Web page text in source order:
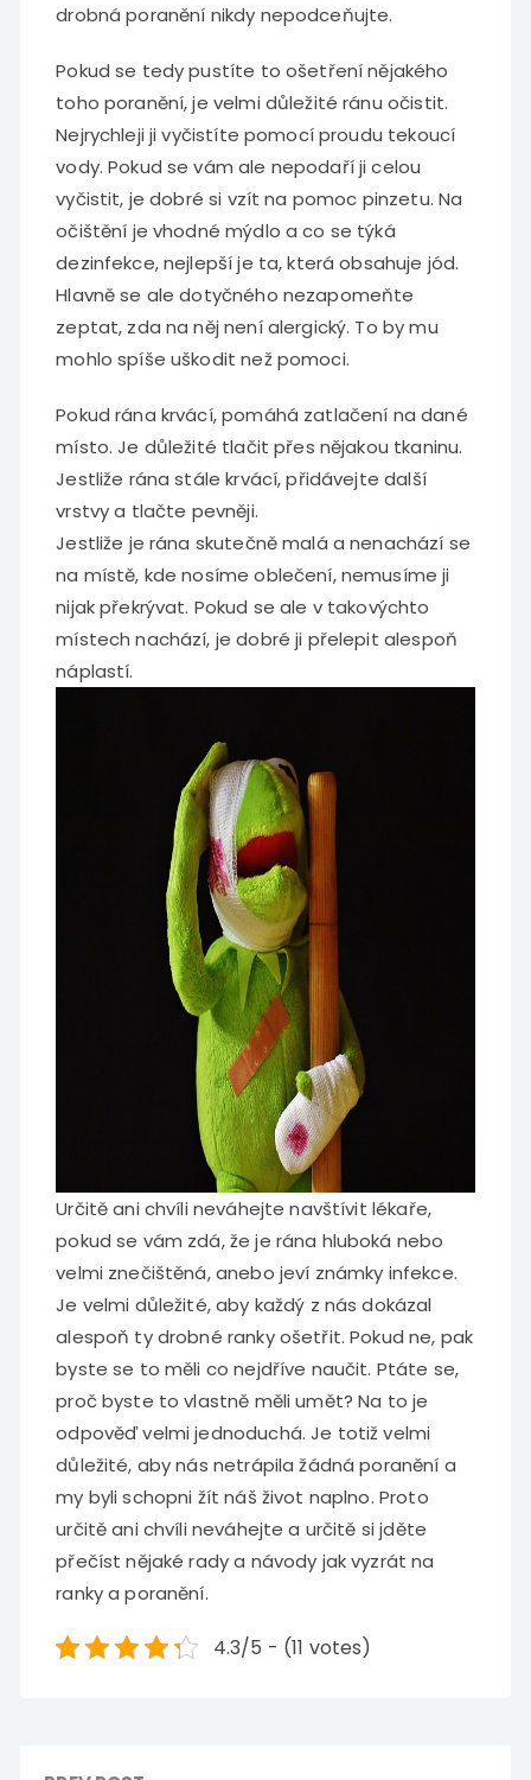
drobná poranění nikdy nepodceňujte.
Pokud se tedy pustíte to ošetření nějakého
toho poranění, je velmi důležité ránu očistit.
Nejrychleji ji vyčistíte pomocí proudu tekoucí
vody. Pokud se vám ale nepodaří ji celou
vyčistit, je dobré si vzít na pomoc pinzetu. Na
očištění je vhodné mýdlo a co se týká
dezinfekce, nejlepší je ta, která obsahuje jód.
Hlavně se ale dotyčného nezapomeňte
zeptat, zda na něj není alergický. To by mu
mohlo spíše uškodit než pomoci.
Pokud rána krvácí, pomáhá zatlačení na dané
místo. Je důležité tlačit přes nějakou tkaninu.
Jestliže rána stále krvácí, přidávejte další
vrstvy a tlačte pevněji.
Jestliže je rána skutečně malá a nenachází se
na místě, kde nosíme oblečení, nemusíme ji
nijak překrývat. Pokud se ale v takovýchto
místech nachází, je dobré ji přelepit alespoň
náplastí.
Určitě ani chvíli neváhejte navštívit lékaře,
pokud se vám zdá, že je rána hluboká nebo
velmi znečištěná, anebo jeví známky infekce.
Je velmi důležité, aby každý z nás dokázal
alespoň ty drobné ranky ošetřit. Pokud ne, pak
byste se to měli co nejdříve naučit. Ptáte se,
proč byste to vlastně měli umět? Na to je
odpověď velmi jednoduchá. Je totiž velmi
důležité, aby nás netrápila žádná poranění a
my byli schopni žít náš život naplno. Proto
určitě ani chvíli neváhejte a určitě si jděte
přečíst nějaké rady a návody jak vyzrát na
ranky a poranění.
4.3/5 - (11 votes)